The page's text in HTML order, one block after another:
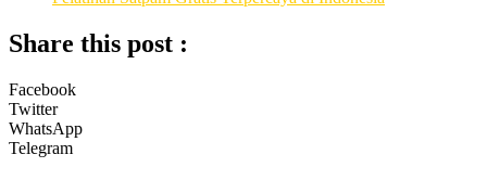
Share this post :
Facebook
Twitter
WhatsApp
Telegram